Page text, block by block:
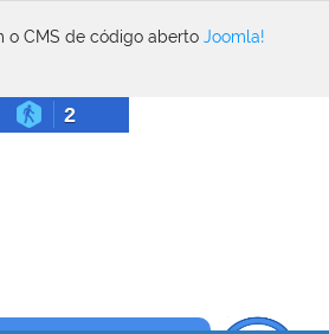
o CMS de código aberto Joomla!
2